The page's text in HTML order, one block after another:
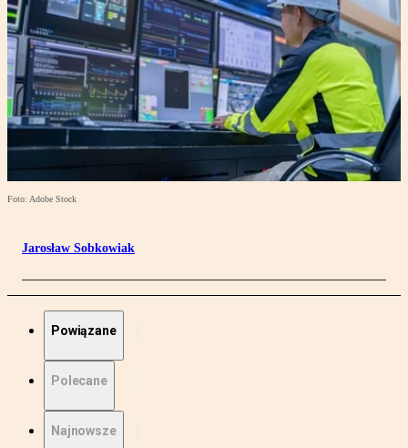
Foto: Adobe Stock
Jarosław Sobkowiak
Powiązane
Polecane
Najnowsze